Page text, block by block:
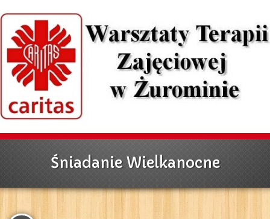
Śniadanie Wielkanocne